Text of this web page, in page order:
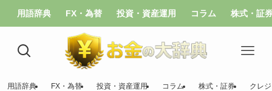
用語辞典 FX・為替 投資・資産運用 コラム 株式・証
用語辞典 FX・為替 投資・資産運用 コラム 株式・証券 クレ